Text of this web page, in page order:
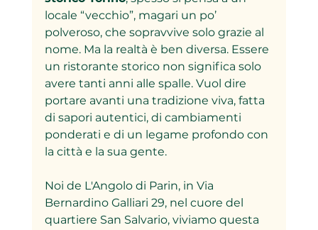
locale “vecchio”, magari un po’
polveroso, che sopravvive solo grazie al
nome. Ma la realtà è ben diversa. Essere
un ristorante storico non significa solo
avere tanti anni alle spalle. Vuol dire
portare avanti una tradizione viva, fatta
di sapori autentici, di cambiamenti
ponderati e di un legame profondo con
la città e la sua gente.
Noi de L'Angolo di Parin, in Via
Bernardino Galliari 29, nel cuore del
quartiere San Salvario, viviamo questa